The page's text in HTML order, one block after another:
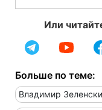
Или
Больше по теме:
Владимир